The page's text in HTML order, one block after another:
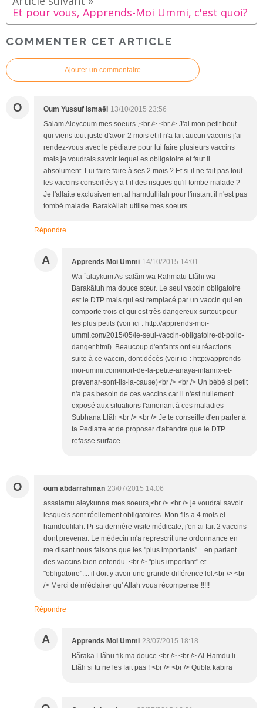
Et pour vous, Apprends-Moi Ummi, c'est quoi?
COMMENTER CET ARTICLE
Ajouter un commentaire
O Oum Yussuf Ismaël 13/10/2015 23:56
Salam Aleycoum mes soeurs ,<br /> <br /> J'ai mon petit bout
qui viens tout juste d'avoir 2 mois et il n'a fait aucun vaccins j'ai
rendez-vous avec le pédiatre pour lui faire plusieurs vaccins
mais je voudrais savoir lequel es obligatoire et faut il
absolument. Lui faire faire à ses 2 mois ? Et si il ne fait pas tout
les vaccins conseillés y a t-il des risques qu'il tombe malade ?
Je l'allaite exclusivement al hamdullilah pour l'instant il n'est pas
tombé malade. BarakAllah utilise mes soeurs
Répondre
A Apprends Moi Ummi 14/10/2015 14:01
Wa `alaykum As-salãm wa Rahmatu Llãhi wa
Barakãtuh ma douce sœur. Le seul vaccin obligatoire
est le DTP mais qui est remplacé par un vaccin qui en
comporte trois et qui est très dangereux surtout pour
les plus petits (voir ici : http://apprends-moi-
ummi.com/2015/05/le-seul-vaccin-obligatoire-dt-polio-
danger.html). Beaucoup d'enfants ont eu réactions
suite à ce vaccin, dont décès (voir ici : http://apprends-
moi-ummi.com/mort-de-la-petite-anaya-infanrix-et-
prevenar-sont-ils-la-cause)<br /> <br /> Un bébé si petit
n'a pas besoin de ces vaccins car il n'est nullement
exposé aux situations l'amenant à ces maladies
Subhana Llãh <br /> <br /> Je te conseille d'en parler à
ta Pediatre et de proposer d'attendre que le DTP
refasse surface
O oum abdarrahman 23/07/2015 14:06
assalamu aleykunna mes soeurs,<br /> <br /> je voudrai savoir
lesquels sont réellement obligatoires. Mon fils a 4 mois el
hamdoulilah. Pr sa dernière visite médicale, j'en ai fait 2 vaccins
dont prevenar. Le médecin m'a represcrit une ordonnance en
me disant nous faisons que les "plus importants"... en parlant
des vaccins bien entendu. <br /> "plus important" et
"obligatoire".... il doit y avoir une grande différence lol.<br /> <br
/> Merci de m'éclairer qu' Allah vous récompense !!!!!
Répondre
A Apprends Moi Ummi 23/07/2015 18:18
Bãraka Llãhu fik ma douce <br /> <br /> Al-Hamdu li-
Llãh si tu ne les fait pas ! <br /> <br /> Qubla kabira